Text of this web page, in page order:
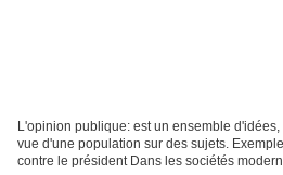
L'opinion publique: est un ensemble
vue d'une population sur des sujets.
contre le président Dans les sociétés